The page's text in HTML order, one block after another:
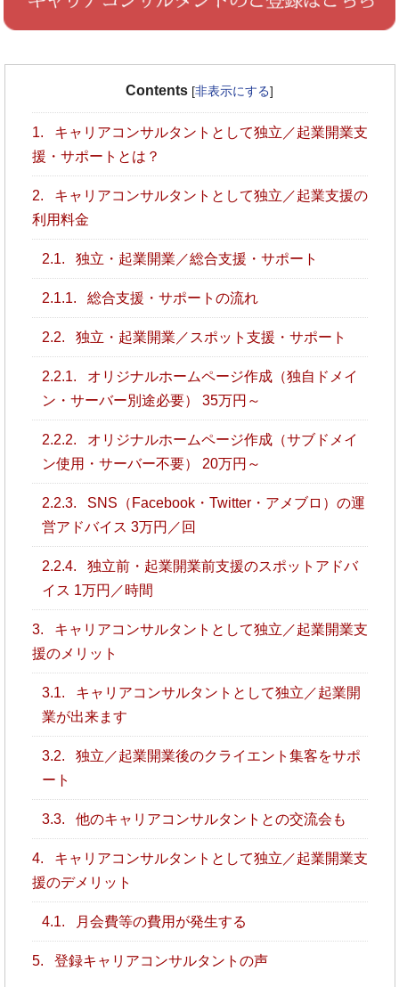
Contents [非表示にする]
1.
キャリアコンサルタントとして独立／起業開業支
援・サポートとは？
2.
キャリアコンサルタントとして独立／起業支援の
利用料金
2.1. 独立・起業開業／総合支援・サポート
2.1.1. 総合支援・サポートの流れ
2.2. 独立・起業開業／スポット支援・サポート
2.2.1.
オリジナルホームページ作成（独自ドメイ
ン・サーバー別途必要） 35万円～
2.2.2.
オリジナルホームページ作成（サブドメイ
ン使用・サーバー不要） 20万円～
2.2.3.
SNS（Facebook・Twitter・アメブロ）の運
営アドバイス 3万円／回
2.2.4.
独立前・起業開業前支援のスポットアドバ
イス 1万円／時間
3.
キャリアコンサルタントとして独立／起業開業支
援のメリット
3.1.
キャリアコンサルタントとして独立／起業開
業が出来ます
3.2.
独立／起業開業後のクライエント集客をサポ
ート
3.3. 他のキャリアコンサルタントとの交流会も
4.
キャリアコンサルタントとして独立／起業開業支
援のデメリット
4.1. 月会費等の費用が発生する
5. 登録キャリアコンサルタントの声